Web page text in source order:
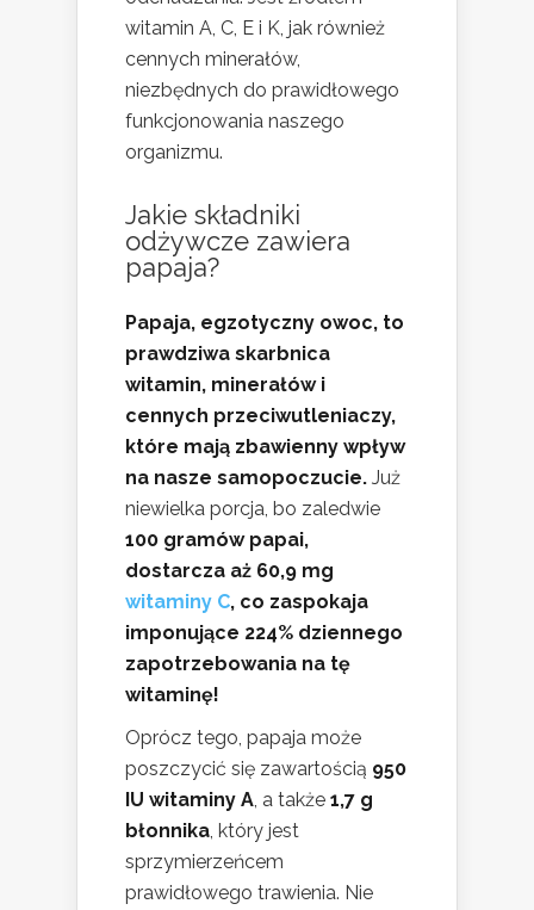
witamin A, C, E i K, jak również
cennych minerałów,
niezbędnych do prawidłowego
funkcjonowania naszego
organizmu.
Jakie składniki
odżywcze zawiera
papaja?
Papaja, egzotyczny owoc, to
prawdziwa skarbnica
witamin, minerałów i
cennych przeciwutleniaczy,
które mają zbawienny wpływ
na nasze samopoczucie. Już
niewielka porcja, bo zaledwie
100 gramów papai,
dostarcza aż 60,9 mg
witaminy C, co zaspokaja
imponujące 224% dziennego
zapotrzebowania na tę
witaminę!
Oprócz tego, papaja może
poszczycić się zawartością 950
IU witaminy A, a także 1,7 g
błonnika, który jest
sprzymierzeńcem
prawidłowego trawienia. Nie